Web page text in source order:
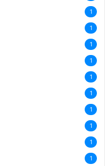
1
1
1
1
1
1
1
1
1
1